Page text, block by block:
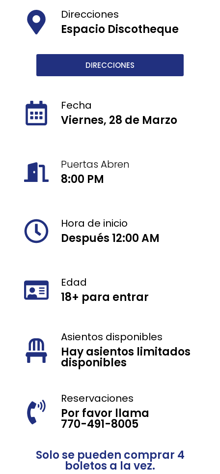
Direcciones
Espacio Discotheque
DIRECCIONES
Fecha
Viernes, 28 de Marzo
Puertas Abren
8:00 PM
Hora de inicio
Después 12:00 AM
Edad
18+ para entrar
Asientos disponibles
Hay asientos limitados
disponibles
Reservaciones
Por favor llama
770-491-8005
Solo se pueden comprar 4
boletos a la vez.